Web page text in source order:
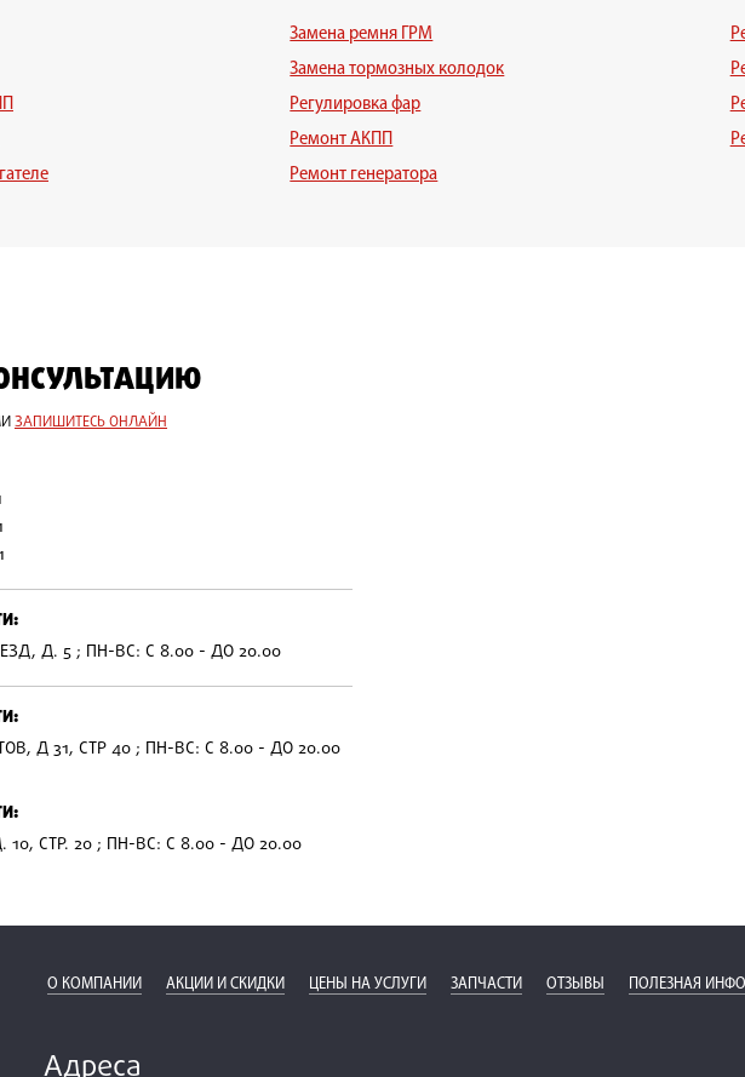
Замена ремня ГРМ
Замена тормозных колодок
Регулировка фар
Ремонт АКПП
Ремонт генератора
ЗАПИШИТЕСЬ ОНЛАЙН
Д. 5 ; ПН-ВС: С 8.00 - ДО 20.00
Д 31, СТР 40 ; ПН-ВС: С 8.00 - ДО 20.00
СТР. 20 ; ПН-ВС: С 8.00 - ДО 20.00
О КОМПАНИИ АКЦИИ И СКИДКИ ЦЕНЫ НА УСЛУГИ ЗАПЧАСТИ ОТЗЫВЫ ПОЛЕЗНАЯ